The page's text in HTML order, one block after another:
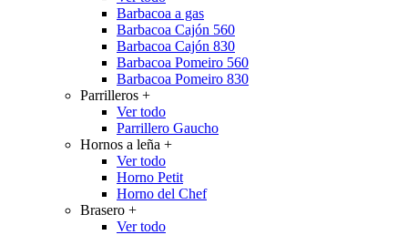
Barbacoa a gas
Barbacoa Cajón 560
Barbacoa Cajón 830
Barbacoa Pomeiro 560
Barbacoa Pomeiro 830
Parrilleros +
Ver todo
Parrillero Gaucho
Hornos a leña +
Ver todo
Horno Petit
Horno del Chef
Brasero +
Ver todo